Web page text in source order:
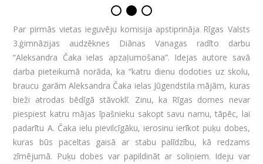
Par pirmās vietas ieguvēju komisija apstiprināja Rīgas Valsts
3.ģimnāzijas audzēknes Diānas Vanagas radīto darbu
“Aleksandra Čaka ielas apzaļumošana”. Idejas autore savā
darba pieteikumā norāda, ka “katru dienu dodoties uz skolu,
braucu garām Aleksandra Čaka ielas Jūgendstila mājām, kuras
bieži atrodas bēdīgā stāvoklī. Zinu, ka Rīgas domes nevar
piespiest katru mājas īpašnieku sakopt savu namu, tāpēc, lai
padarītu A. Čaka ielu pievilcīgāku, ierosinu ierīkot puķu dobes,
kuras būs paceltas gaisā ar stabu palīdzību, kā redzams
zīmējumā. Puķu dobes var papildināt ar soliņiem. Ideju var